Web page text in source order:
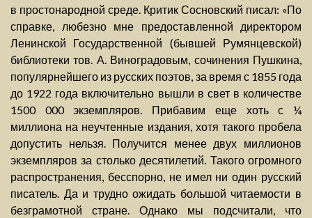
в простонародной среде. Критик Сосновский писал: «По
справке, любезно мне предоставленной директором
Ленинской Государственной (бывшей Румянцевской)
библиотеки тов. А. Виноградовым, сочинения Пушкина,
популярнейшего из русских поэтов, за время с 1855 года
до 1922 года включительно вышли в свет в количестве
1500 000 экземпляров. Прибавим еще хоть с ¼
миллиона на неучтенные издания, хотя такого пробела
допустить нельзя. Получится менее двух миллионов
экземпляров за столько десятилетий. Такого огромного
распространения, бесспорно, не имел ни один русский
писатель. Да и трудно ожидать большой читаемости в
безграмотной стране. Однако мы подсчитали, что